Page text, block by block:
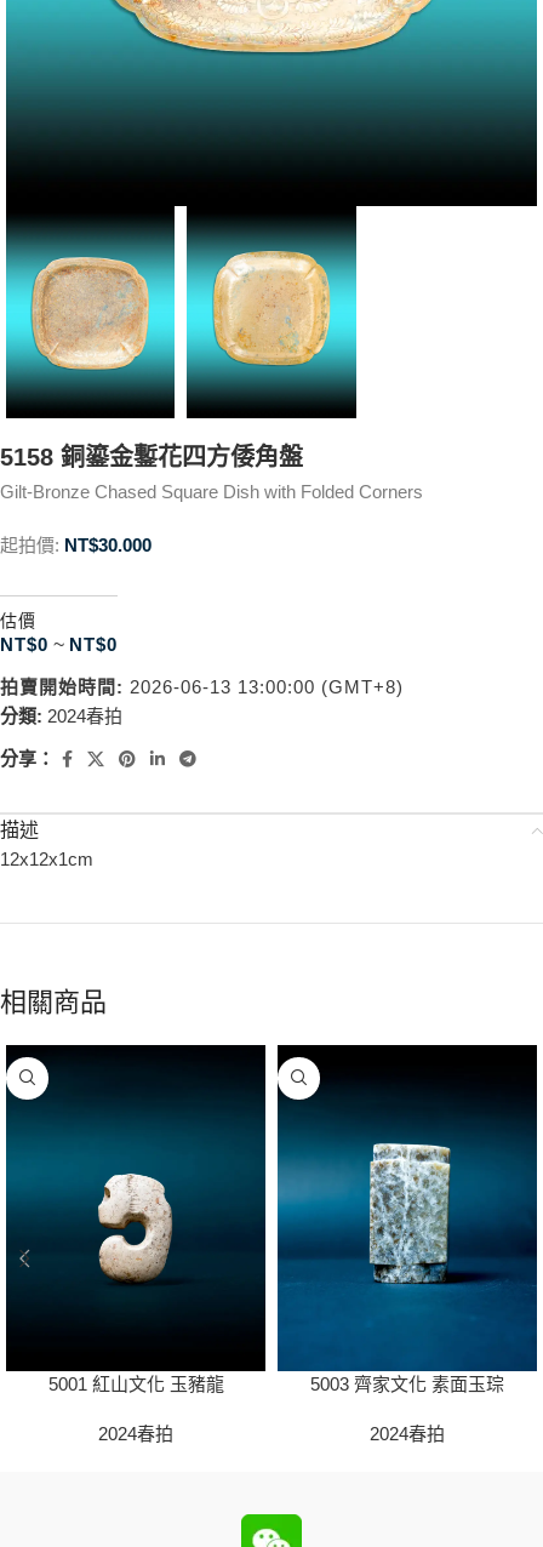
5158 銅鎏金鏨花四方倭角盤
Gilt-Bronze Chased Square Dish with Folded Corners
起拍價: NT$30.000
估價
NT$0 ~ NT$0
拍賣開始時間: 2026-06-13 13:00:00 (GMT+8)
分類: 2024春拍
分享：
描述
12x12x1cm
相關商品
5001 紅山文化 玉豬龍
2024春拍
5003 齊家文化 素面玉琮
2024春拍